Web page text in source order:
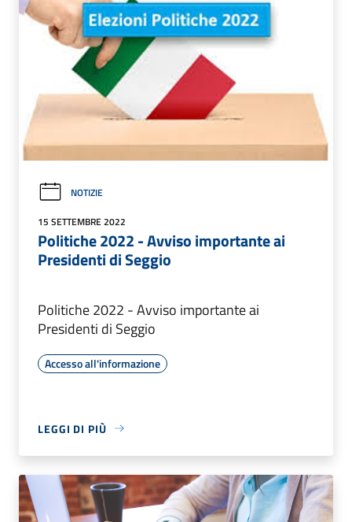
NOTIZIE
15 SETTEMBRE 2022
Politiche 2022 - Avviso importante ai
Presidenti di Seggio
Politiche 2022 - Avviso importante ai
Presidenti di Seggio
Accesso all'informazione
LEGGI DI PIÙ